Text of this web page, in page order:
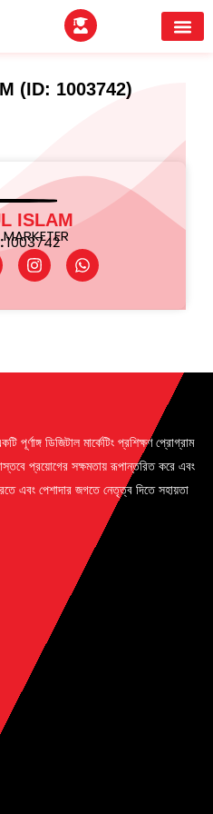
(ID: 1003742)
ISLAM
1003742
ডিজিটাল মার্কেটিং প্রশিক্ষণ প্রোগ্রাম
প্রয়োগের সক্ষমতায় রূপান্তরিত করে এবং
এবং পেশাদার জগতে নেতৃত্ব দিতে সহায়তা